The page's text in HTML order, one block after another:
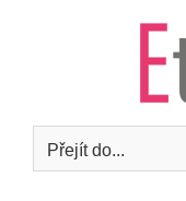
Přejít do...